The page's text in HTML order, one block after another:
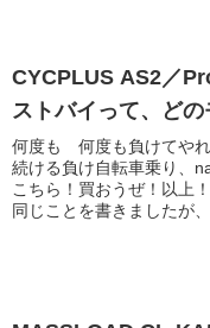
CYCPLUS AS2／
ストバイって、どの
何度も 何度も負けてや
続ける負け自転車乗り、
こちら！買おうぜ！以上
同じことを書きましたが